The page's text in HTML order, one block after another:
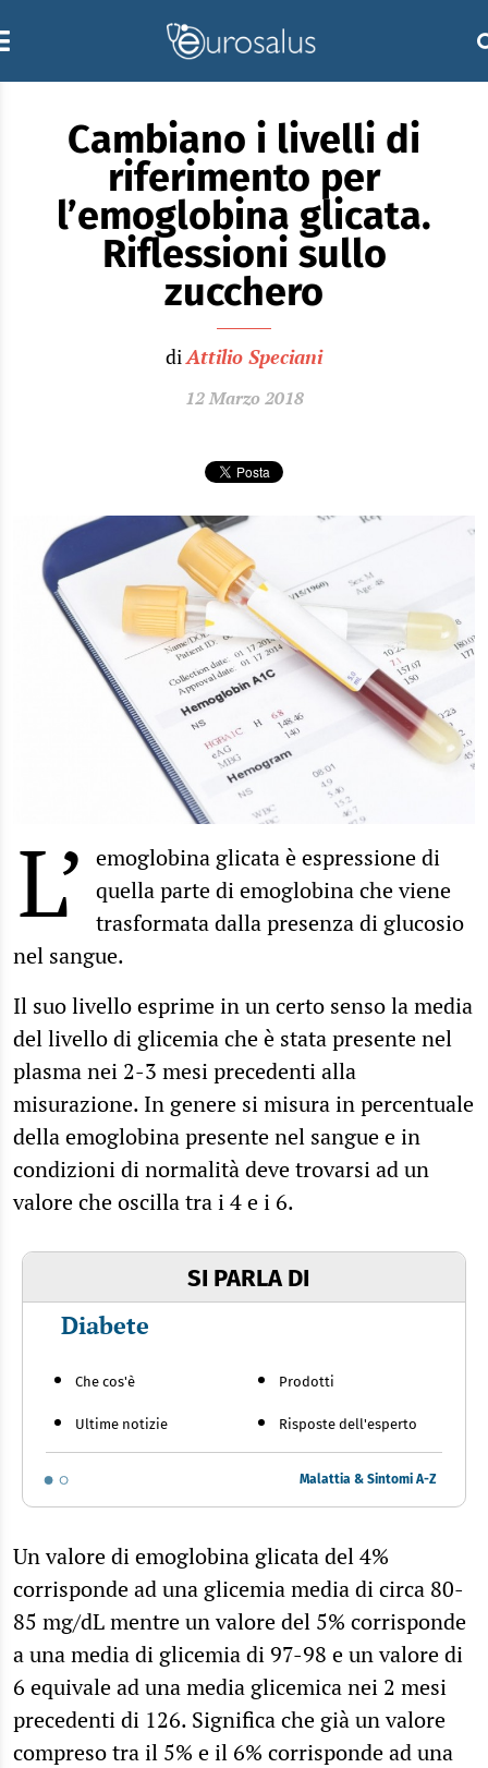
Cambiano i livelli di
riferimento per
l’emoglobina glicata.
Riflessioni sullo
zucchero
diAttilio Speciani
12 Marzo 2018
L’ emoglobina glicata è espressione di
quella parte di emoglobina che viene
trasformata dalla presenza di glucosio
nel sangue.
Il suo livello esprime in un certo senso la media
del livello di glicemia che è stata presente nel
plasma nei 2-3 mesi precedenti alla
misurazione. In genere si misura in percentuale
della emoglobina presente nel sangue e in
condizioni di normalità deve trovarsi ad un
valore che oscilla tra i 4 e i 6.
SI PARLA DI
Diabete
Che cos'è
Ultime notizie
Prodotti
Risposte dell'esperto
Malattia & Sintomi A-Z
Un valore di emoglobina glicata del 4%
corrisponde ad una glicemia media di circa 80-
85 mg/dL mentre un valore del 5% corrisponde
a una media di glicemia di 97-98 e un valore di
6 equivale ad una media glicemica nei 2 mesi
precedenti di 126. Significa che già un valore
compreso tra il 5% e il 6% corrisponde ad una